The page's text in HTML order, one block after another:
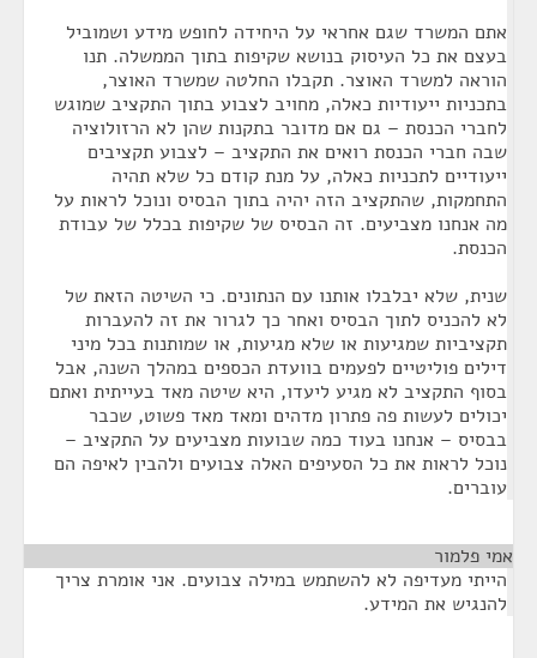
אתם המשרד שגם אחראי על היחידה לחופש מידע ושמוביל
בעצם את כל העיסוק בנושא שקיפות בתוך הממשלה. תנו
הוראה למשרד האוצר. תקבלו החלטה שמשרד האוצר,
בתכניות ייעודיות כאלה, מחויב לצבוע בתוך התקציב שמוגש
לחברי הכנסת – גם אם מדובר בתקנות שהן לא הרזולוציה
שבה חברי הכנסת רואים את התקציב – לצבוע תקציבים
ייעודיים לתכניות כאלה, על מנת קודם כל שלא תהיה
התחמקות, שהתקציב הזה יהיה בתוך הבסיס ונוכל לראות על
מה אנחנו מצביעים. זה הבסיס של שקיפות בכלל של עבודת
הכנסת.
שנית, שלא יבלבלו אותנו עם הנתונים. כי השיטה הזאת של
לא להכניס לתוך הבסיס ואחר כך לגרור את זה להעברות
תקציביות שמגיעות או שלא מגיעות, או שמותנות בכל מיני
דילים פוליטיים לפעמים בוועדת הכספים במהלך השנה, אבל
בסוף התקציב לא מגיע ליעדו, היא שיטה מאד בעייתית ואתם
יכולים לעשות פה פתרון מדהים ומאד מאד פשוט, שכבר
בבסיס – אנחנו בעוד כמה שבועות מצביעים על התקציב –
נוכל לראות את כל הסעיפים האלה צבועים ולהבין לאיפה הם
עוברים.
אמי פלמור
הייתי מעדיפה לא להשתמש במילה צבועים. אני אומרת צריך
להנגיש את המידע.